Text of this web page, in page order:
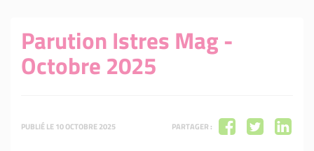
Parution Istres Mag -
Octobre 2025
PUBLIÉ LE 10 OCTOBRE 2025 PARTAGER :